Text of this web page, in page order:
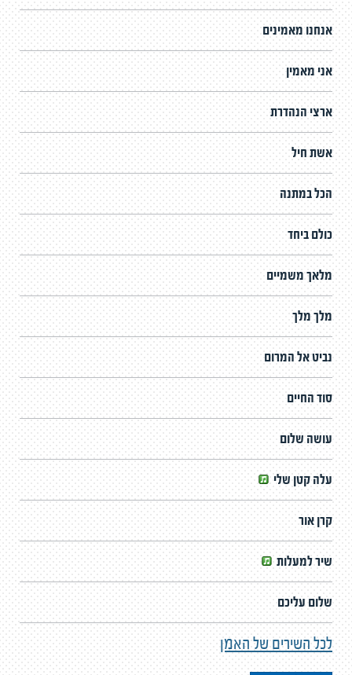
אנחנו מאמינים
אני מאמין
ארצי הנהדרת
אשת חיל
הכל במתנה
כולם ביחד
מלאך משמיים
מלך מלך
נביט אל המרום
סוד החיים
עושה שלום
עלה קטן שלי
קרן אור
שיר למעלות
שלום עליכם
לכל השירים של האמן